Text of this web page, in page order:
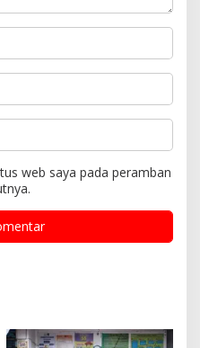
web saya pada peramban